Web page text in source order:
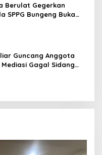
Berulat Gegerkan
SPPG Bungeng Buka
Guncang Anggota
Gagal Sidang